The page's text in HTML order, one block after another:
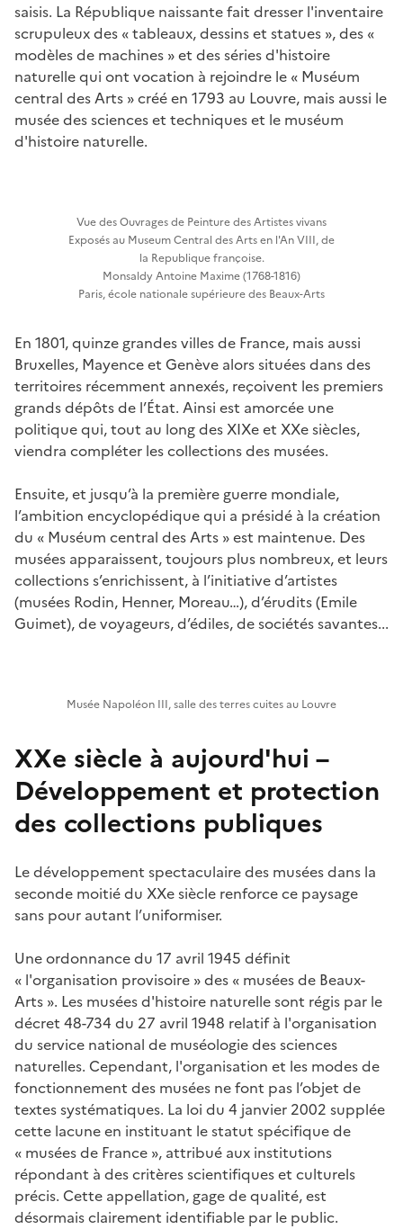
saisis. La République naissante fait dresser l'inventaire
scrupuleux des « tableaux, dessins et statues », des «
modèles de machines » et des séries d'histoire
naturelle qui ont vocation à rejoindre le « Muséum
central des Arts » créé en 1793 au Louvre, mais aussi le
musée des sciences et techniques et le muséum
d'histoire naturelle.
Vue des Ouvrages de Peinture des Artistes vivans
Exposés au Museum Central des Arts en l'An VIII, de
la Republique françoise.
Monsaldy Antoine Maxime (1768-1816)
Paris, école nationale supérieure des Beaux-Arts
En 1801, quinze grandes villes de France, mais aussi
Bruxelles, Mayence et Genève alors situées dans des
territoires récemment annexés, reçoivent les premiers
grands dépôts de l’État. Ainsi est amorcée une
politique qui, tout au long des XIXe et XXe siècles,
viendra compléter les collections des musées.
Ensuite, et jusqu’à la première guerre mondiale,
l’ambition encyclopédique qui a présidé à la création
du « Muséum central des Arts » est maintenue. Des
musées apparaissent, toujours plus nombreux, et leurs
collections s’enrichissent, à l’initiative d’artistes
(musées Rodin, Henner, Moreau…), d’érudits (Emile
Guimet), de voyageurs, d’édiles, de sociétés savantes...
Musée Napoléon III, salle des terres cuites au Louvre
XXe siècle à aujourd'hui –
Développement et protection
des collections publiques
Le développement spectaculaire des musées dans la
seconde moitié du XXe siècle renforce ce paysage
sans pour autant l’uniformiser.
Une ordonnance du 17 avril 1945 définit
« l'organisation provisoire » des « musées de Beaux-
Arts ». Les musées d'histoire naturelle sont régis par le
décret 48-734 du 27 avril 1948 relatif à l'organisation
du service national de muséologie des sciences
naturelles. Cependant, l'organisation et les modes de
fonctionnement des musées ne font pas l’objet de
textes systématiques. La loi du 4 janvier 2002 supplée
cette lacune en instituant le statut spécifique de
« musées de France », attribué aux institutions
répondant à des critères scientifiques et culturels
précis. Cette appellation, gage de qualité, est
désormais clairement identifiable par le public.